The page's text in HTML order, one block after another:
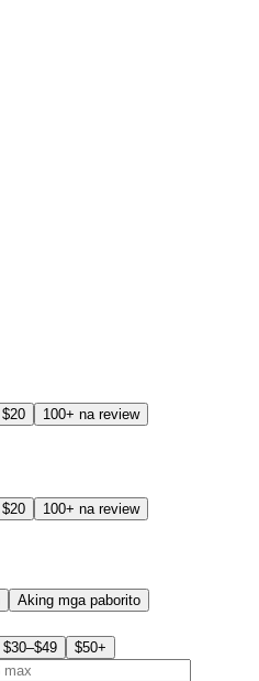
100+ na review
100+ na review
Aking mga paborito
$30–$49 $50+